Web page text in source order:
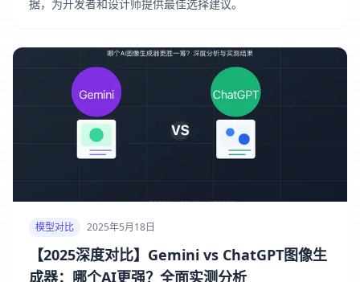
据，为开发者和设计师提供最佳选择建议。
模型对比 2025年5月18日
【2025深度对比】Gemini vs ChatGPT图像生
成器：哪个AI更强？全面实测分析